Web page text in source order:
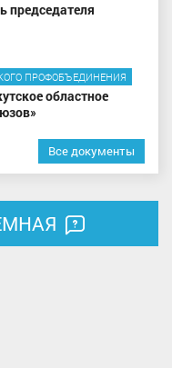
председателя
ПРОФОБЪЕДИНЕНИЯ
областное
Все документы